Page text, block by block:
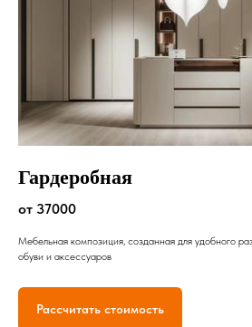
Гардеробная
от 37000
Мебельная композиция, созданная для удобного
обуви и аксессуаров
Рассчитать стоимость